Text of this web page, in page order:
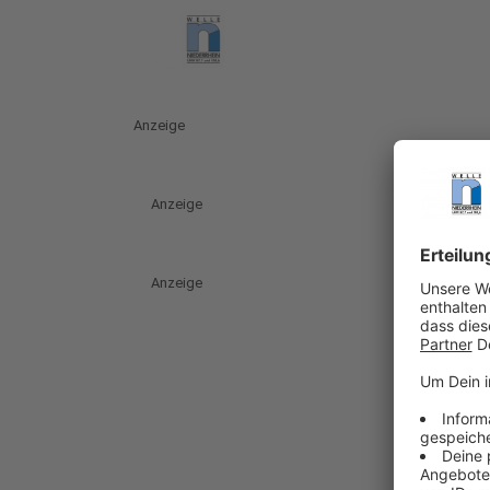
Anzeige
Anzeige
Anzeige